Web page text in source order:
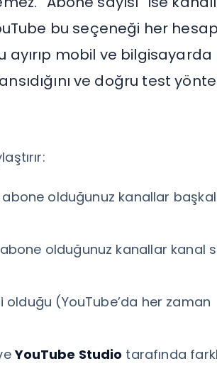
bu seçeneği her
ayırıp mobil ve
ve doğru test
abone olduğunuz kanallar
olduğunuz kanallar kanal
olduğu (YouTube’da her zaman
YouTube Studio tarafında